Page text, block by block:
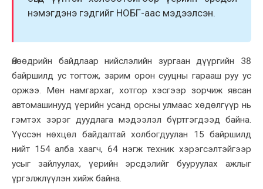
нэмэгдэнэ гэдгийг НОБГ-аас мэдээлсэн.
Өнөөдрийн байдлаар нийслэлийн зургаан дүүргийн 38
байршилд ус тогтож, зарим орон сууцны гарааш руу ус
оржээ. Мөн намгархаг, хотгор хэсгээр зорчиж явсан
автомашинууд үерийн усанд орсны улмаас хөдөлгүүр нь
гэмтэх зэрэг дуудлага мэдээлэл бүртгэгдээд байна.
Үүссэн нөхцөл байдалтай холбогдуулан 15 байршилд
нийт 154 алба хаагч, 64 нэгж техник хэрэгсэлтэйгээр
усыг зайлуулах, үерийн эрсдэлийг бууруулах ажлыг
үргэлжлүүлэн хийж байна.